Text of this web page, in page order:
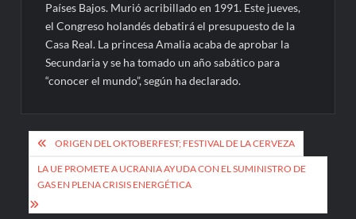
Países Bajos. Murió acribillado en 1991. Este jueves,
el Congreso holandés debatirá el presupuesto de la
Casa Real. La princesa Amalia acaba de aprobar la
Secundaria y se ha tomado un año sabático para
“conocer el mundo”, según ha declarado.
Navegación
de
entradas
ORIGEN DEL OKTOBERFEST; FESTIVAL DE LA CERVEZA
LA UE PROMETE A UCRANIA AYUDA CON EL SUMINISTRO DE
GAS EN PLENA CRISIS ENERGÉTICA